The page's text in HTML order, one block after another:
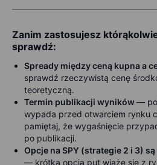
Zanim zastosujesz
sprawdź:
Spready między ceną kupna a
sprawdź rzeczywistą cenę
teoretyczną.
Termin publikacji wyników—
wypada przed otwarciem rynku
pamiętaj, że wygaśnięcie
po publikacji.
Opcje na SPY (strategie 2 i 3)
— krótka opcja put wiąże się z